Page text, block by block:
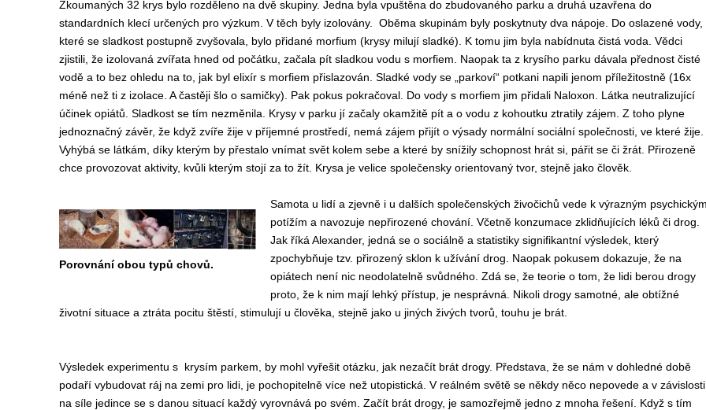
Zkoumaných 32 krys bylo rozděleno na dvě skupiny. Jedna byla vpuštěna do zbudovaného parku a druhá uzavřena do
standardních klecí určených pro výzkum. V těch byly izolovány. Oběma skupinám byly poskytnuty dva nápoje. Do oslazené vody,
které se sladkost postupně zvyšovala, bylo přidané morfium (krysy milují sladké). K tomu jim byla nabídnuta čistá voda. Vědci
zjistili, že izolovaná zvířata hned od počátku, začala pít sladkou vodu s morfiem. Naopak ta z krysího parku dávala přednost čisté
vodě a to bez ohledu na to, jak byl elixír s morfiem přislazován. Sladké vody se „parkoví“ potkani napili jenom příležitostně (16x
méně než ti z izolace. A častěji šlo o samičky). Pak pokus pokračoval. Do vody s morfiem jim přidali Naloxon. Látka neutralizující
účinek opiátů. Sladkost se tím nezměnila. Krysy v parku jí začaly okamžitě pít a o vodu z kohoutku ztratily zájem. Z toho plyne
jednoznačný závěr, že když zvíře žije v příjemné prostředí, nemá zájem přijít o výsady normální sociální společnosti, ve které žije.
Vyhýbá se látkám, díky kterým by přestalo vnímat svět kolem sebe a které by snížily schopnost hrát si, pářit se či žrát. Přirozeně
chce provozovat aktivity, kvůli kterým stojí za to žít. Krysa je velice společensky orientovaný tvor, stejně jako člověk.
Porovnání obou typů chovů.
Samota u lidí a zjevně i u dalších společenských živočichů vede k výrazným
potížím a navozuje nepřirozené chování. Včetně konzumace zklidňujících léků či drog.
Jak říká Alexander, jedná se o sociálně a statistiky signifikantní výsledek, který
zpochybňuje tzv. přirozený sklon k užívání drog. Naopak pokusem dokazuje, že na
opiátech není nic neodolatelně svůdného. Zdá se, že teorie o tom, že lidi berou drogy
proto, že k nim mají lehký přístup, je nesprávná. Nikoli drogy samotné, ale obtížné
životní situace a ztráta pocitu štěstí, stimulují u člověka, stejně jako u jiných živých tvorů, touhu je brát.
Výsledek experimentu s krysím parkem, by mohl vyřešit otázku, jak nezačít brát drogy. Představa, že se nám v dohledné době
podaří vybudovat ráj na zemi pro lidi, je pochopitelně více než utopistická. V reálném světě se někdy něco nepovede a v závislosti
na síle jedince se s danou situací každý vyrovnává po svém. Začít brát drogy, je samozřejmě jedno z mnoha řešení. Když s tím